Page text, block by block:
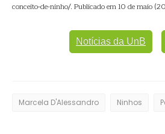
conceito-de-ninho/. Publicado em 10 de maio
Notícias da UnB
Marcela D'Alessandro Ninhos